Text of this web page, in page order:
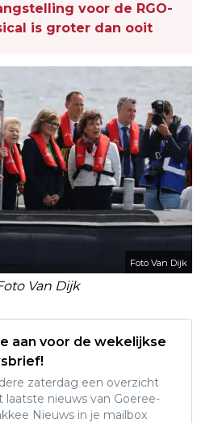
voor de RGO-
is groter dan ooit
Foto Van Dijk
Van Dijk
aan voor de wekelijkse
zaterdag een overzicht
laatste nieuws van Goeree-
Nieuws in je mailbox